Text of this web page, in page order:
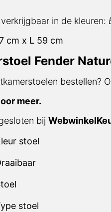
in de kleuren:
cm x L 59 cm
Fender
bestellen?
meer.
bij
stoel
stoel